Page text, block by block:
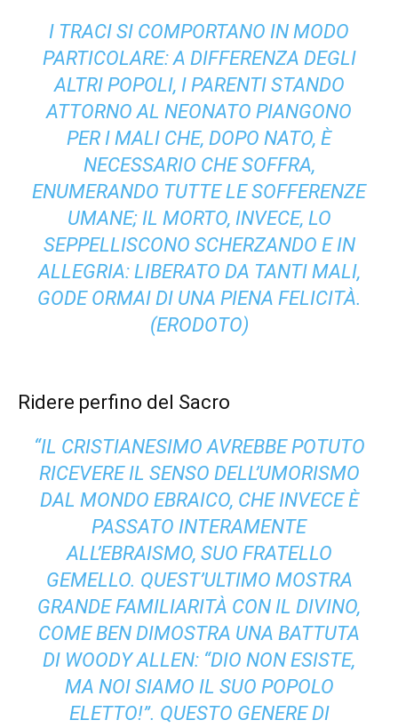
I TRACI SI COMPORTANO IN MODO
PARTICOLARE: A DIFFERENZA DEGLI
ALTRI POPOLI, I PARENTI STANDO
ATTORNO AL NEONATO PIANGONO
PER I MALI CHE, DOPO NATO, È
NECESSARIO CHE SOFFRA,
ENUMERANDO TUTTE LE SOFFERENZE
UMANE; IL MORTO, INVECE, LO
SEPPELLISCONO SCHERZANDO E IN
ALLEGRIA: LIBERATO DA TANTI MALI,
GODE ORMAI DI UNA PIENA FELICITÀ.
(ERODOTO)
Ridere perfino del Sacro
“IL CRISTIANESIMO AVREBBE POTUTO
RICEVERE IL SENSO DELL’UMORISMO
DAL MONDO EBRAICO, CHE INVECE È
PASSATO INTERAMENTE
ALL’EBRAISMO, SUO FRATELLO
GEMELLO. QUEST’ULTIMO MOSTRA
GRANDE FAMILIARITÀ CON IL DIVINO,
COME BEN DIMOSTRA UNA BATTUTA
DI WOODY ALLEN: “DIO NON ESISTE,
MA NOI SIAMO IL SUO POPOLO
ELETTO!”. QUESTO GENERE DI